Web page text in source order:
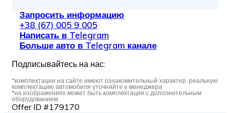
Запросить информацию
+38 (67) 005 9 005
Написать в Telegram
Больше авто в Telegram канале
Подписывайтесь на нас:
*комплектации на сайте имеют ознакомительный характер, реальную
комплектацию автомобиля уточняйте у менеджера
*на изображениях может быть комплектация с дополнительным
оборудованием
Offer ID #179170